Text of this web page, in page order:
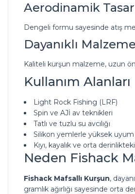
Aerodinamik
Dengeli formu sayesinde atış
Dayanıklı Malzeme
Kaliteli kurşun malzeme, uzun
Kullanım Alanları
Light Rock Fishing (LRF)
Spin ve AJİ av teknikleri
Tatlı ve tuzlu su avcılığı
Silikon yemlerle yüksek uyum
Kıyı, kayalık ve orta
Neden Fishack
Fishack Mafsallı Kurşun,
gramlık ağırlığı sayesinde orta